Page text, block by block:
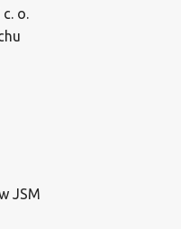
o.
JSM